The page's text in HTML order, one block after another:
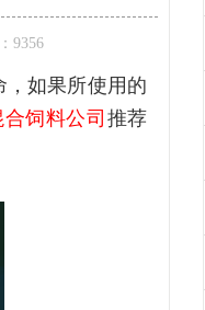
9356
如果所使用的
饲料公司 推荐